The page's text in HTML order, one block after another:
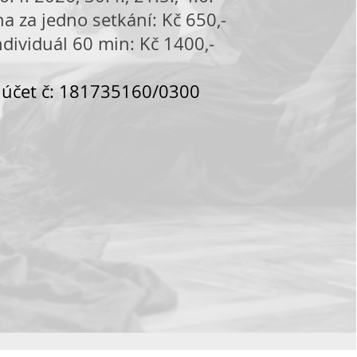
za jedno setkání: Kč 650,-
60 min: Kč 1400,-
účet č: 181735160/0300